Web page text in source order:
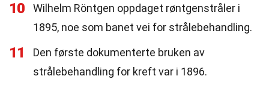
10
Wilhelm Röntgen oppdaget røntgenstråler i
1895, noe som banet vei for strålebehandling.
11
Den første dokumenterte bruken av
strålebehandling for kreft var i 1896.